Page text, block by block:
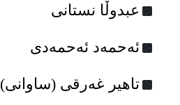
عبدوڵا نستانی
ئه‌حمه‌د ئه‌حمه‌دی
تاهیر غەرقی (ساوانی)